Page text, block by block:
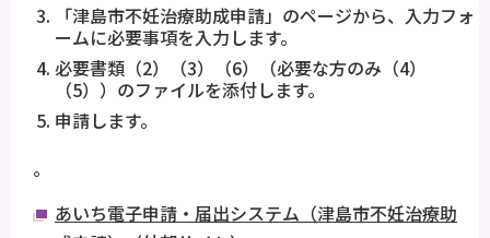
「津島市不妊治療助成申請」のページから、入力フォ
ームに必要事項を入力します。
必要書類（2）（3）（6）（必要な方のみ（4）
（5））のファイルを添付します。
申請します。
。
あいち電子申請・届出システム（津島市不妊治療助